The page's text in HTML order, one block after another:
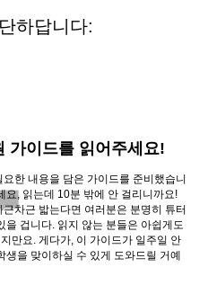
하답니다:
가이드를 읽어주세요!
요한 내용을 담은 가이드를 준비했습니
요, 읽는데 10분 밖에 안 걸리니까요!
근차근 밟는다면 여러분은 분명히 튜터
을 겁니다. 읽지 않는 분들은 아쉽게도
만요. 게다가, 이 가이드가 일주일 안
생을 맞이하실 수 있게 도와드릴 거예